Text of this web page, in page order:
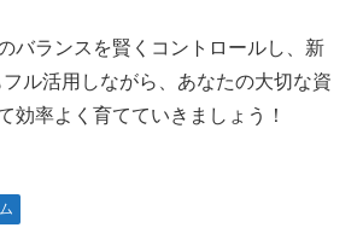
バランスを賢くコントロールし、新
ル活用しながら、あなたの大切な資
効率よく育てていきましょう！